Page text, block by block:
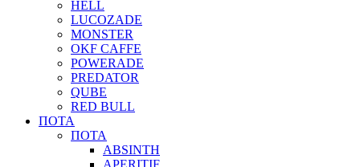
HELL
LUCOZADE
MONSTER
OKF CAFFE
POWERADE
PREDATOR
QUBE
RED BULL
ΠΟΤΑ
ΠΟΤΑ
ABSINTH
APERITIF